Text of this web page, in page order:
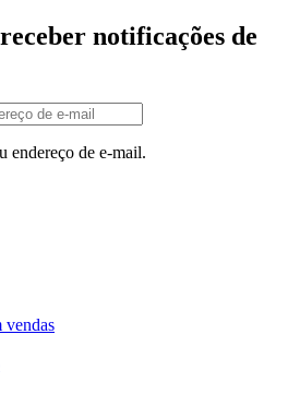
notificações de
endereço de e-mail.
vendas